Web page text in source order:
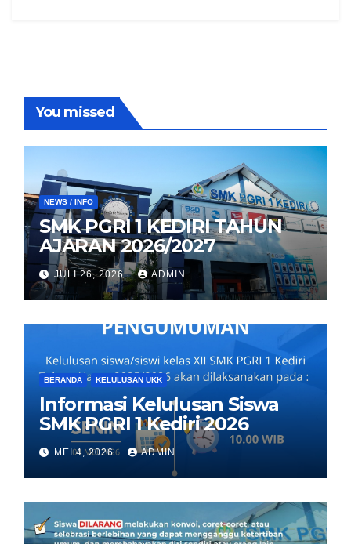
You missed
NEWS / INFO
SMK PGRI 1 KEDIRI TAHUN
AJARAN 2026/2027
JULI 26, 2026 ADMIN
BERANDA KELULUSAN UKK
Informasi Kelulusan Siswa
SMK PGRI 1 Kediri 2026
MEI 4, 2026 ADMIN